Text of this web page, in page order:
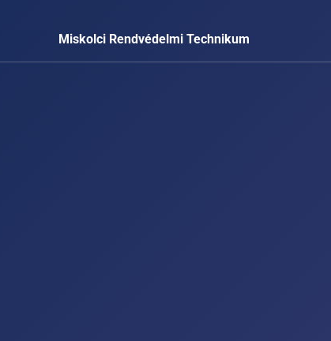
Miskolci Rendvédelmi Technikum